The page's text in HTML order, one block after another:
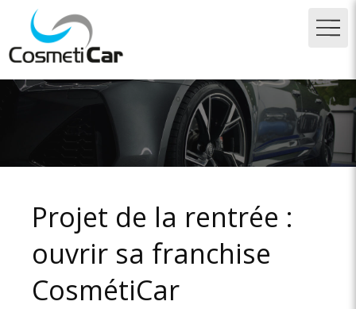
Projet de la rentrée :
ouvrir sa franchise
CosmétiCar